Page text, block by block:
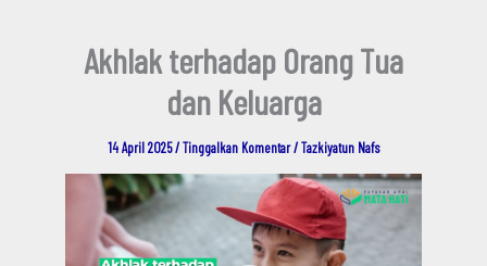
Akhlak terhadap Orang Tua
dan Keluarga
14 April 2025/Tinggalkan Komentar/Tazkiyatun Nafs